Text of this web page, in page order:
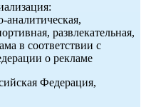
развлекательная,
в соответствии с
о рекламе
Федерация,